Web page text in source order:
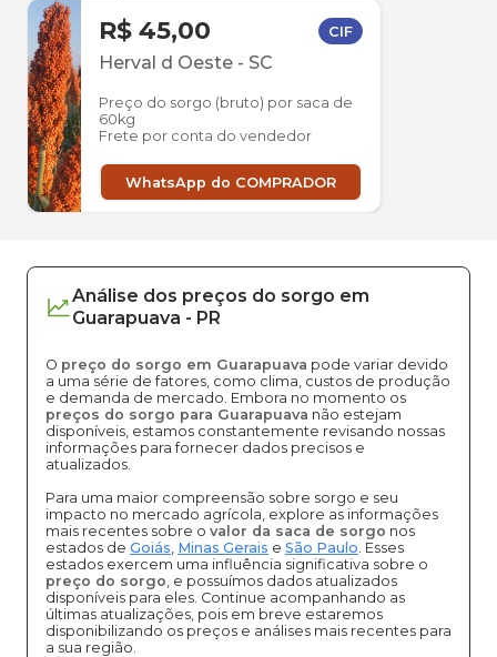
R$ 45,00 CIF
Herval d Oeste - SC
Preço do sorgo (bruto) por saca de
60kg
Frete por conta do vendedor
WhatsApp do COMPRADOR
Análise dos preços do sorgo em
Guarapuava - PR
O preço do sorgo em Guarapuava pode variar devido
a uma série de fatores, como clima, custos de produção
e demanda de mercado. Embora no momento os
preços do sorgo para Guarapuava não estejam
disponíveis, estamos constantemente revisando nossas
informações para fornecer dados precisos e
atualizados.
Para uma maior compreensão sobre sorgo e seu
impacto no mercado agrícola, explore as informações
mais recentes sobre o valor da saca de sorgo nos
estados de Goiás, Minas Gerais e São Paulo. Esses
estados exercem uma influência significativa sobre o
preço do sorgo, e possuímos dados atualizados
disponíveis para eles. Continue acompanhando as
últimas atualizações, pois em breve estaremos
disponibilizando os preços e análises mais recentes para
a sua região.